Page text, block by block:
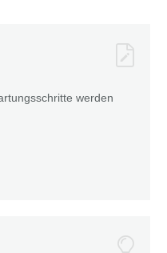
werden